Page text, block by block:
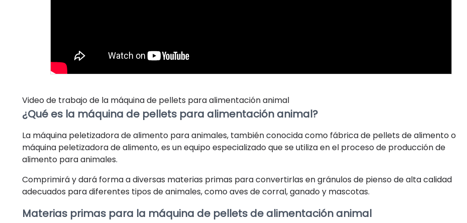
Video de trabajo de la máquina de pellets para alimentación animal
¿Qué es la máquina de pellets para alimentación animal?
La máquina peletizadora de alimento para animales, también conocida como fábrica de pellets de alimento o
máquina peletizadora de alimento, es un equipo especializado que se utiliza en el proceso de producción de
alimento para animales.
Comprimirá y dará forma a diversas materias primas para convertirlas en gránulos de pienso de alta calidad
adecuados para diferentes tipos de animales, como aves de corral, ganado y mascotas.
Materias primas para la máquina de pellets de alimentación animal